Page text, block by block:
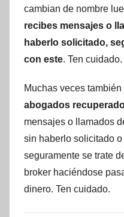
cambian de nombre
recibes mensajes o
haberlo solicitado,
con este. Ten cuidado.
Muchas veces
abogados
mensajes o llamados
sin haberlo solicitado
seguramente se trate
broker haciéndose
dinero. Ten cuidado.